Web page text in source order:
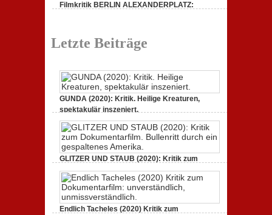
Filmkritik BERLIN ALEXANDERPLATZ:
ALEXANDERPLATZ: Neuauflage eines
Jahrhundertwerks
Letzte Beiträge
GUNDA (2020): Kritik. Heilige Kreaturen,
spektakulär inszeniert.
21. April 2021,Keine Kommentare zu GUNDA (2020):
Kritik. Heilige Kreaturen, spektakulär inszeniert.
GLITZER UND STAUB (2020): Kritik zum
Dokumentarfilm. Bullenritt durch ein
gespaltenes Amerika.
3. Oktober 2020,Keine Kommentare
STAUB (2020): Kritik zum Dokumentarfilm. Bullenritt
durch ein gespaltenes Amerika.
Endlich Tacheles (2020) Kritik zum